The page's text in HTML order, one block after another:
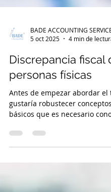
5 oct 2025
4 min de
Discrepancia fiscal
personas físicas
Antes de empezar abordar el
básicos que es necesario
la...